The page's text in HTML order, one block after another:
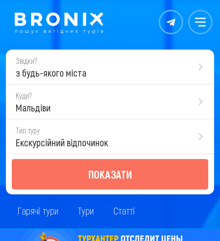
Контакты Меню
Звідки?
з будь-якого міста
Куди?
Мальдіви
Тип туру
Екскурсійний відпочинок
ПОКАЗАТИ
Гарячі тури Тури Статті